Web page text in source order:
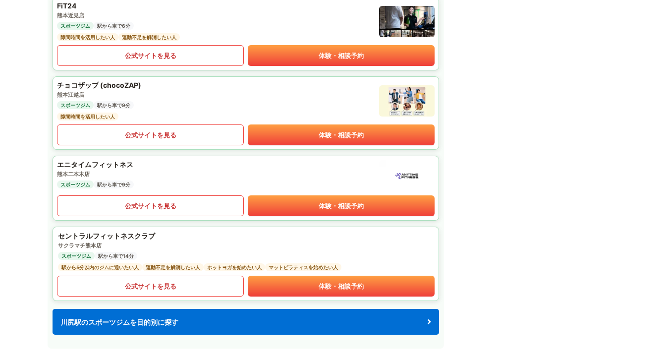
FiT24
熊本近見店
スポーツジム
駅から車で6分
隙間時間を活用したい人
運動不足を解消したい人
公式サイトを見る 体験・相談予約
チョコザップ (chocoZAP)
熊本江越店
スポーツジム
駅から車で9分
隙間時間を活用したい人
公式サイトを見る 体験・相談予約
エニタイムフィットネス
熊本二本木店
スポーツジム 駅から車で9分
公式サイトを見る 体験・相談予約
セントラルフィットネスクラブ
サクラマチ熊本店
スポーツジム
駅から車で14分
駅から5分以内のジムに通いたい人
運動不足を解消したい人 ホットヨガを始めたい人 マットピラティスを始めたい人
公式サイトを見る 体験・相談予約
川尻駅のスポーツジムを目的別に探す